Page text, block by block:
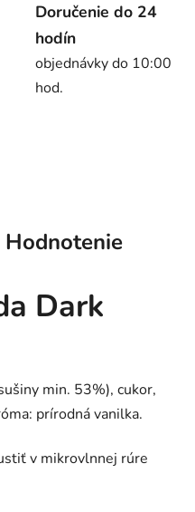
Doručenie do 24
hodín
objednávky do 10:00
hod.
Hodnotenie
Dark
min. 53%), cukor,
prírodná vanilka.
v mikrovlnnej rúre